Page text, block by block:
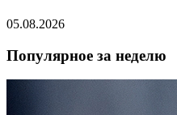
05.08.2026
Популярное за неделю